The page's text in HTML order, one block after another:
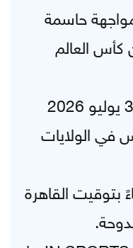
حاسمة
الـ32 من كأس العالم
الجمعة 3 يوليو 2026
في الولايات
بتوقيت القاهرة